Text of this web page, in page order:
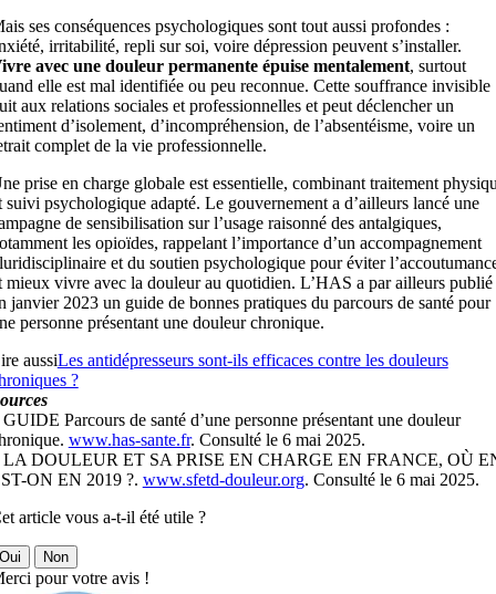
ses conséquences psychologiques sont tout aussi profondes :
irritabilité, repli sur soi, voire dépression peuvent s’installer.
avec une douleur permanente épuise mentalement, surtout
elle est mal identifiée ou peu reconnue. Cette souffrance invisible
aux relations sociales et professionnelles et peut déclencher un
d’isolement, d’incompréhension, de l’absentéisme, voire un
complet de la vie professionnelle.
prise en charge globale est essentielle, combinant traitement
suivi psychologique adapté. Le gouvernement a d’ailleurs lancé une
de sensibilisation sur l’usage raisonné des antalgiques,
les opioïdes, rappelant l’importance d’un accompagnement
et du soutien psychologique pour éviter
mieux vivre avec la douleur au quotidien. L’HAS a par ailleurs publié
janvier 2023 un guide de bonnes pratiques du parcours de santé pour
personne présentant une douleur chronique.
aussiLes antidépresseurs sont-ils efficaces contre les douleurs
?
Parcours de santé d’une personne présentant une douleur
www.has-sante.fr. Consulté le 6 mai 2025.
LA DOULEUR ET SA PRISE EN CHARGE EN FRANCE, OÙ
ON EN 2019 ?. www.sfetd-douleur.org. Consulté le 6 mai 2025.
article vous a-t-il été utile ?
Non
pour votre avis !